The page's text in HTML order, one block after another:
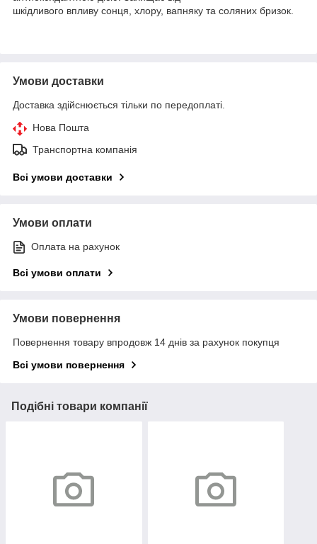
шкідливого впливу сонця, хлору, вапняку та соляних бризок.
Умови доставки
Доставка здійснюється тільки по передоплаті.
Нова Пошта
Транспортна компанія
Всі умови доставки
Умови оплати
Оплата на рахунок
Всі умови оплати
Умови повернення
Повернення товару впродовж 14 днів за рахунок покупця
Всі умови повернення
Подібні товари компанії